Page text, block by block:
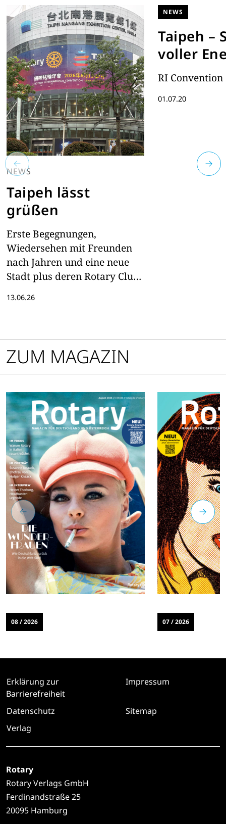
NEWS
Taipeh lässt
grüßen
Erste Begegnungen,
Wiedersehen mit Freunden
nach Jahren und eine neue
Stadt plus deren Rotary Clubs
Convention 2026 in Taipeh ist
13.06.26
NEWS
Taipeh –
voller
RI Convention
01.07.20
ZUM MAGAZIN
08 / 2026 07 / 2026
Erklärung zur
Barrierefreiheit
Impressum
Datenschutz
Sitemap
Verlag
Rotary
Rotary Verlags GmbH
Ferdinandstraße 25
20095 Hamburg